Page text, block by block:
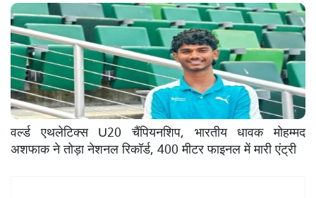
वर्ल्ड एथलेटिक्स U20 चैंपियनशिप, भारतीय धावक मोहम्मद
अशफाक ने तोड़ा नेशनल रिकॉर्ड, 400 मीटर फाइनल में मारी एंट्री